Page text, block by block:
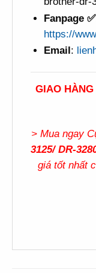
Fanpage ✅
https://
Email :
GIAO HÀNG
> Mua ngay
3125/ DR-
giá tốt nhất